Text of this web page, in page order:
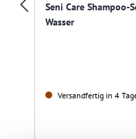
Seni Care Shampoo-
Wasser
Versandfertig in 4